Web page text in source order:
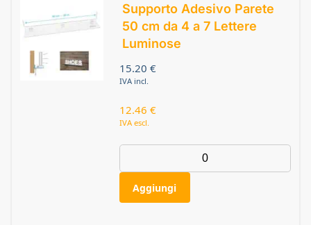
Supporto Adesivo Parete
50 cm da 4 a 7 Lettere
Luminose
15.20 €
IVA incl.
12.46 €
IVA escl.
Aggiungi